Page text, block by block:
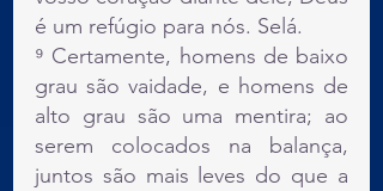
é um refúgio para nós. Selá.
⁹ Certamente, homens de baixo
grau são vaidade, e homens de
alto grau são uma mentira; ao
serem colocados na balança,
juntos são mais leves do que a